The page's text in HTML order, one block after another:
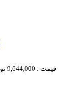
قیمت : 9,644,000 تومان